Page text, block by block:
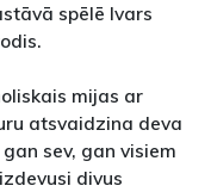
spēlē Ivars
mijas ar
atsvaidzina deva
sev, gan visiem
divus